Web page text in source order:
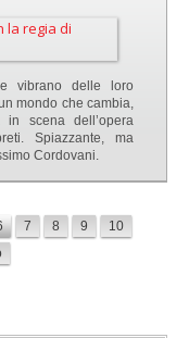
vibrano delle loro
mondo che cambia,
in scena dell’opera
Spiazzante, ma
Cordovani.
7 8 9
10